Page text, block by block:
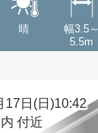
晴
幅3.5～
5.5m
17日(日)10:42
付近